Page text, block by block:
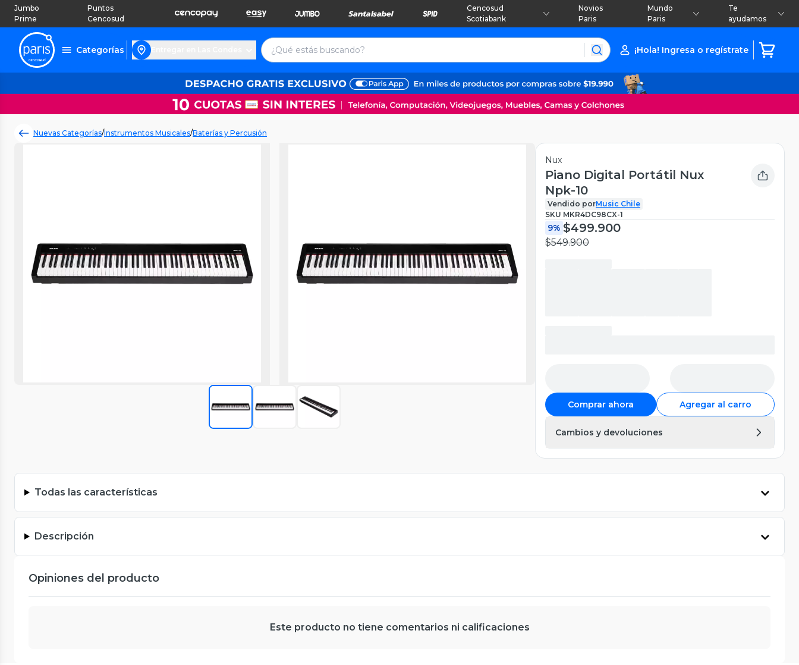
Jumbo
Prime
Puntos
Cencosud
Cencosud
Scotiabank
Novios
Paris
Mundo
Paris
Te
ayudamos
Categorías ¡Hola! Ingresa o regístrate
Nuevas Categorías/Instrumentos Musicales/Baterías y Percusión
Nux
Piano Digital Portátil Nux
Npk-10
Vendido porMusic Chile
SKU MKR4DC98CX-1
9% $499.900
$549.900
Comprar ahora Agregar al carro
Cambios y devoluciones
Todas las características
Descripción
Opiniones del producto
Este producto no tiene comentarios ni calificaciones